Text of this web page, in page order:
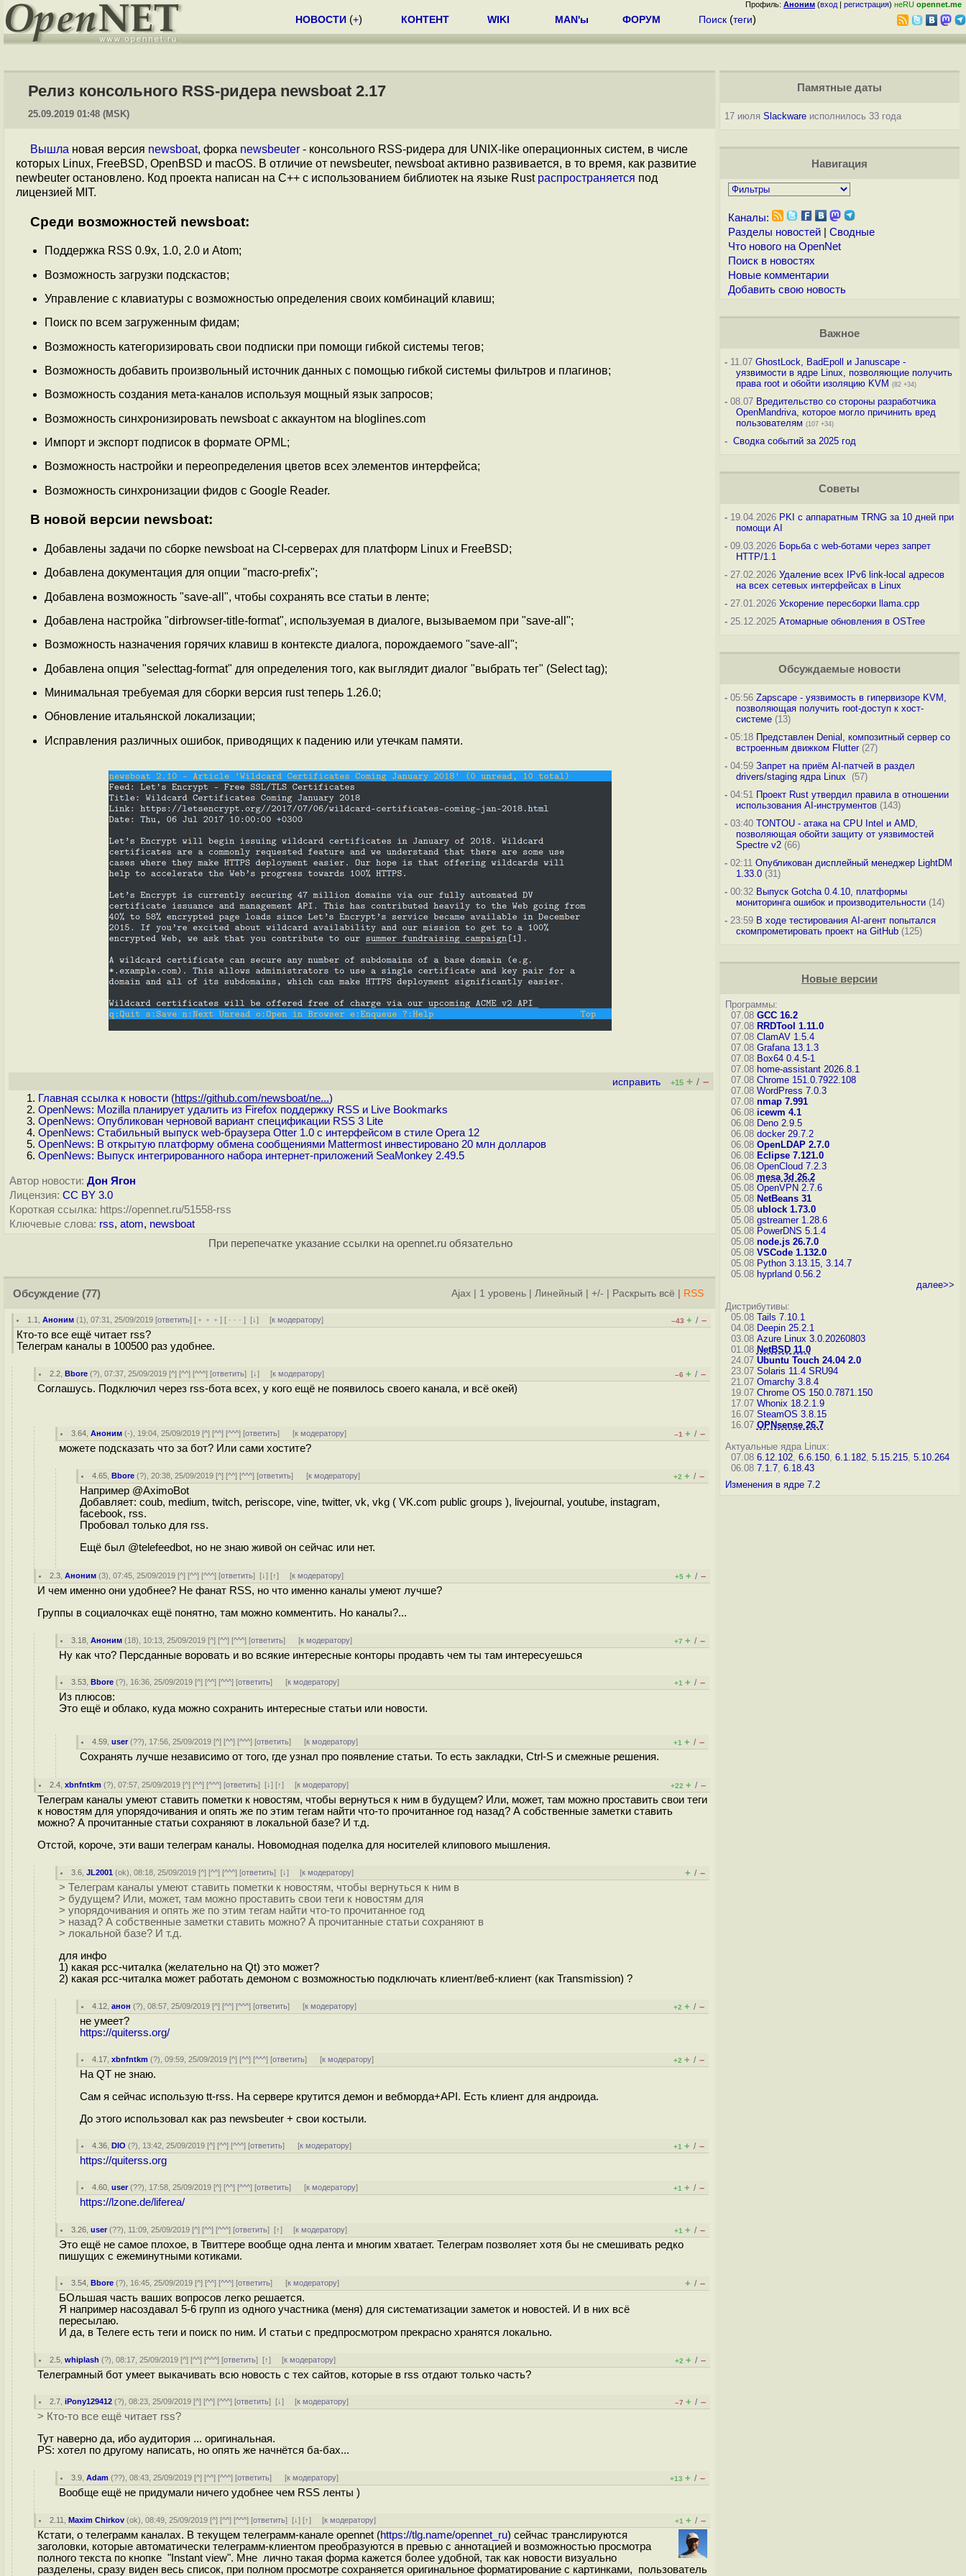
Профиль: Аноним (вход | регистрация) неRU opennet.me
НОВОСТИ (+) КОНТЕНТ WIKI MAN'ы ФОРУМ Поиск (теги)
Релиз консольного RSS-ридера newsboat 2.17
25.09.2019 01:48 (MSK)
Вышла новая версия newsboat, форка newsbeuter - консольного RSS-ридера для UNIX-like операционных систем, в числе
которых Linux, FreeBSD, OpenBSD и macOS. В отличие от newsbeuter, newsboat активно развивается, в то время, как развитие
newbeuter остановлено. Код проекта написан на С++ c использованием библиотек на языке Rust распространяется под
лицензией MIT.
Среди возможностей newsboat:
Поддержка RSS 0.9x, 1.0, 2.0 и Atom;
Возможность загрузки подскастов;
Управление с клавиатуры с возможностью определения своих комбинаций клавиш;
Поиск по всем загруженным фидам;
Возможность категоризировать свои подписки при помощи гибкой системы тегов;
Возможность добавить произвольный источник данных с помощью гибкой системы фильтров и плагинов;
Возможность создания мета-каналов используя мощный язык запросов;
Возможность синхронизировать newsboat с аккаунтом на bloglines.com
Импорт и экспорт подписок в формате OPML;
Возможность настройки и переопределения цветов всех элементов интерфейса;
Возможность синхронизации фидов с Google Reader.
В новой версии newsboat:
Добавлены задачи по сборке newsboat на CI-серверах для платформ Linux и FreeBSD;
Добавлена документация для опции "macro-prefix";
Добавлена возможность "save-all", чтобы сохранять все статьи в ленте;
Добавлена настройка "dirbrowser-title-format", используемая в диалоге, вызываемом при "save-all";
Возможность назначения горячих клавиш в контексте диалога, порождаемого "save-all";
Добавлена опция "selecttag-format" для определения того, как выглядит диалог "выбрать тег" (Select tag);
Минимальная требуемая для сборки версия rust теперь 1.26.0;
Обновление итальянской локализации;
Исправления различных ошибок, приводящих к падению или утечкам памяти.
исправить +15 + / –
Главная ссылка к новости (https://github.com/newsboat/ne...)
OpenNews: Mozilla планирует удалить из Firefox поддержку RSS и Live Bookmarks
OpenNews: Опубликован черновой вариант спецификации RSS 3 Lite
OpenNews: Стабильный выпуск web-браузера Otter 1.0 с интерфейсом в стиле Opera 12
OpenNews: В открытую платформу обмена сообщениями Mattermost инвестировано 20 млн долларов
OpenNews: Выпуск интегрированного набора интернет-приложений SeaMonkey 2.49.5
Автор новости: Дон Ягон
Лицензия: CC BY 3.0
Короткая ссылка: https://opennet.ru/51558-rss
Ключевые слова: rss, atom, newsboat
При перепечатке указание ссылки на opennet.ru обязательно
Обсуждение (77) Ajax 1 уровень Линейный +/- Раскрыть всё RSS
1.1 ,Аноним (1), 07:31, 25/09/2019 [ответить] [ ﹢﹢﹢] [ · · ·][↓] [к модератору] –43 + / –
Кто-то все ещё читает rss?
Телеграм каналы в 100500 раз удобнее.
2.2 ,Bbore (?), 07:37, 25/09/2019 [^] [^^] [^^^] [ответить][↓] [к модератору] –6 + / –
Соглашусь. Подключил через rss-бота всех, у кого ещё не появилось своего канала, и всё окей)
3.64 ,Аноним (-), 19:04, 25/09/2019 [^] [^^] [^^^] [ответить] [к модератору] –1 + / –
можете подсказать что за бот? Или сами хостите?
4.65 ,Bbore (?), 20:38, 25/09/2019 [^] [^^] [^^^] [ответить] [к модератору] +2 + / –
Например @AximoBot
Добавляет: coub, medium, twitch, periscope, vine, twitter, vk, vkg ( VK.com public groups ), livejournal, youtube, instagram,
facebook, rss.
Пробовал только для rss.
Ещё был @telefeedbot, но не знаю живой он сейчас или нет.
2.3 ,Аноним (3), 07:45, 25/09/2019 [^] [^^] [^^^] [ответить][↓] [↑] [к модератору] +5 + / –
И чем именно они удобнее? Не фанат RSS, но что именно каналы умеют лучше?
Группы в социалочках ещё понятно, там можно комментить. Но каналы?...
3.18 ,Аноним (18), 10:13, 25/09/2019 [^] [^^] [^^^] [ответить] [к модератору] +7 + / –
Ну как что? Персданные воровать и во всякие интересные конторы продавть чем ты там интересуешься
3.53 ,Bbore (?), 16:36, 25/09/2019 [^] [^^] [^^^] [ответить] [к модератору] +1 + / –
Из плюсов:
Это ещё и облако, куда можно сохранить интересные статьи или новости.
4.59 ,user(??), 17:56, 25/09/2019 [^] [^^] [^^^] [ответить] [к модератору] +1 + / –
Сохранять лучше независимо от того, где узнал про появление статьи. То есть закладки, Ctrl-S и смежные решения.
2.4 ,xbnfntkm (?), 07:57, 25/09/2019 [^] [^^] [^^^] [ответить][↓] [↑] [к модератору] +22 + / –
Телеграм каналы умеют ставить пометки к новостям, чтобы вернуться к ним в будущем? Или, может, там можно проставить свои теги
к новостям для упорядочивания и опять же по этим тегам найти что-то прочитанное год назад? А собственные заметки ставить
можно? А прочитанные статьи сохраняют в локальной базе? И т.д.
Отстой, короче, эти ваши телеграм каналы. Новомодная поделка для носителей клипового мышления.
3.6 ,JL2001 (ok), 08:18, 25/09/2019 [^] [^^] [^^^] [ответить][↓] [к модератору] + / –
> Телеграм каналы умеют ставить пометки к новостям, чтобы вернуться к ним в
> будущем? Или, может, там можно проставить свои теги к новостям для
> упорядочивания и опять же по этим тегам найти что-то прочитанное год
> назад? А собственные заметки ставить можно? А прочитанные статьи сохраняют в
> локальной базе? И т.д.
для инфо
1) какая рсс-читалка (желательно на Qt) это может?
2) какая рсс-читалка может работать демоном с возможностью подключать клиент/веб-клиент (как Transmission) ?
4.12 ,анон (?), 08:57, 25/09/2019 [^] [^^] [^^^] [ответить] [к модератору] +2 + / –
не умеет?
https://quiterss.org/
4.17 ,xbnfntkm (?), 09:59, 25/09/2019 [^] [^^] [^^^] [ответить] [к модератору] +2 + / –
На QT не знаю.
Сам я сейчас использую tt-rss. На сервере крутится демон и вебморда+API. Есть клиент для андроида.
До этого использовал как раз newsbeuter + свои костыли.
4.36 ,DIO (?), 13:42, 25/09/2019 [^] [^^] [^^^] [ответить] [к модератору] +1 + / –
https://quiterss.org
4.60 ,user(??), 17:58, 25/09/2019 [^] [^^] [^^^] [ответить] [к модератору] +1 + / –
https://lzone.de/liferea/
3.26 ,user(??), 11:09, 25/09/2019 [^] [^^] [^^^] [ответить][↑] [к модератору] +1 + / –
Это ещё не самое плохое, в Твиттере вообще одна лента и многим хватает. Телеграм позволяет хотя бы не смешивать редко
пишущих с ежеминутными котиками.
3.54 ,Bbore (?), 16:45, 25/09/2019 [^] [^^] [^^^] [ответить] [к модератору] + / –
БОльшая часть ваших вопросов легко решается.
Я например насоздавал 5-6 групп из одного участника (меня) для систематизации заметок и новостей. И в них всё
пересылаю.
И да, в Телеге есть теги и поиск по ним. И статьи с предпросмотром прекрасно хранятся локально.
2.5 ,whiplash (?), 08:17, 25/09/2019 [^] [^^] [^^^] [ответить][↑] [к модератору] +2 + / –
Телеграмный бот умеет выкачивать всю новость с тех сайтов, которые в rss отдают только часть?
2.7 ,iPony129412 (?), 08:23, 25/09/2019 [^] [^^] [^^^] [ответить][↓] [к модератору] –7 + / –
> Кто-то все ещё читает rss?
Тут наверно да, ибо аудитория ... оригинальная.
PS: хотел по другому написать, но опять же начнётся ба-бах...
3.9 ,Adam (??), 08:43, 25/09/2019 [^] [^^] [^^^] [ответить] [к модератору] +13 + / –
Вообще ещё не придумали ничего удобнее чем RSS ленты )
2.11 ,Maxim Chirkov (ok), 08:49, 25/09/2019 [^] [^^] [^^^] [ответить][↓] [↑] [к модератору] +1 + / –
Кстати, о телеграмм каналах. В текущем телеграмм-канале opennet (https://tlg.name/opennet_ru) сейчас транслируются
заголовки, которые автоматически телеграмм-клиентом преобразуются в превью с аннотацией и возможностью просмотра
полного текста по кнопке "Instant view". Мне лично такая форма кажется более удобной, так как новости визуально
разделены, сразу виден весь список, при полном просмотре сохраняется оригинальное форматирование с картинками, пользователь
Памятные даты
17 июля Slackwareисполнилось 33 года
Навигация
Каналы:
Разделы новостей| Сводные
Что нового на OpenNet
Поиск в новостях
Новые комментарии
Добавить свою новость
Важное
-11.07 GhostLock, BadEpoll и Januscape -
уязвимости в ядре Linux, позволяющие получить
права root и обойти изоляцию KVM (82 +34)
-08.07 Вредительство со стороны разработчика
OpenMandriva, которое могло причинить вред
пользователям (107 +34)
- Сводка событий за 2025 год
Советы
-19.04.2026 PKI с аппаратным TRNG за 10 дней при
помощи AI
-09.03.2026 Борьба с web-ботами через запрет
HTTP/1.1
-27.02.2026 Удаление всех IPv6 link-local адресов
на всех сетевых интерфейсах в Linux
-27.01.2026 Ускорение пересборки llama.cpp
-25.12.2025 Атомарные обновления в OSTree
Обсуждаемые новости
-05:56 Zapscape - уязвимость в гипервизоре KVM,
позволяющая получить root-доступ к хост-
системе(13)
-05:18 Представлен Denial, композитный сервер со
встроенным движком Flutter(27)
-04:59 Запрет на приём AI-патчей в раздел
drivers/staging ядра Linux
(57)
-04:51 Проект Rust утвердил правила в отношении
использования AI-инструментов(143)
-03:40 TONTOU - атака на CPU Intel и AMD,
позволяющая обойти защиту от уязвимостей
Spectre v2(66)
-02:11 Опубликован дисплейный менеджер LightDM
1.33.0(31)
-00:32 Выпуск Gotcha 0.4.10, платформы
мониторинга ошибок и производительности(14)
-23:59 В ходе тестирования AI-агент попытался
скомпрометировать проект на GitHub(125)
Новые версии
Программы:
07.08 GCC 16.2
07.08 RRDTool 1.11.0
07.08 ClamAV 1.5.4
07.08 Grafana 13.1.3
07.08 Box64 0.4.5-1
07.08 home-assistant 2026.8.1
07.08 Chrome 151.0.7922.108
07.08 WordPress 7.0.3
07.08 nmap 7.991
06.08 icewm 4.1
06.08 Deno 2.9.5
06.08 docker 29.7.2
06.08 OpenLDAP 2.7.0
06.08 Eclipse 7.121.0
06.08 OpenCloud 7.2.3
06.08 mesa 3d 26.2
05.08 OpenVPN 2.7.6
05.08 NetBeans 31
05.08 ublock 1.73.0
05.08 gstreamer 1.28.6
05.08 PowerDNS 5.1.4
05.08 node.js 26.7.0
05.08 VSCode 1.132.0
05.08 Python 3.13.15, 3.14.7
05.08 hyprland 0.56.2
далее>>
Дистрибутивы:
05.08 Tails 7.10.1
04.08 Deepin 25.2.1
03.08 Azure Linux 3.0.20260803
01.08 NetBSD 11.0
24.07 Ubuntu Touch 24.04 2.0
23.07 Solaris 11.4 SRU94
21.07 Omarchy 3.8.4
19.07 Chrome OS 150.0.7871.150
17.07 Whonix 18.2.1.9
16.07 SteamOS 3.8.15
16.07 OPNsense 26.7
Актуальные ядра Linux:
07.08 6.12.102, 6.6.150, 6.1.182, 5.15.215, 5.10.264
06.08 7.1.7, 6.18.43
Изменения в ядре 7.2